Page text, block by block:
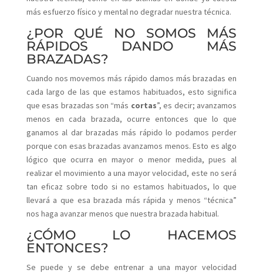
más esfuerzo físico y mental no degradar nuestra técnica.
¿POR QUÉ NO SOMOS MÁS
RÁPIDOS DANDO MÁS
BRAZADAS?
Cuando nos movemos más rápido damos más brazadas en
cada largo de las que estamos habituados, esto significa
que esas brazadas son “más cortas”, es decir; avanzamos
menos en cada brazada, ocurre entonces que lo que
ganamos al dar brazadas más rápido lo podamos perder
porque con esas brazadas avanzamos menos. Esto es algo
lógico que ocurra en mayor o menor medida, pues al
realizar el movimiento a una mayor velocidad, este no será
tan eficaz sobre todo si no estamos habituados, lo que
llevará a que esa brazada más rápida y menos “técnica”
nos haga avanzar menos que nuestra brazada habitual.
¿CÓMO LO HACEMOS
ENTONCES?
Se puede y se debe entrenar a una mayor velocidad